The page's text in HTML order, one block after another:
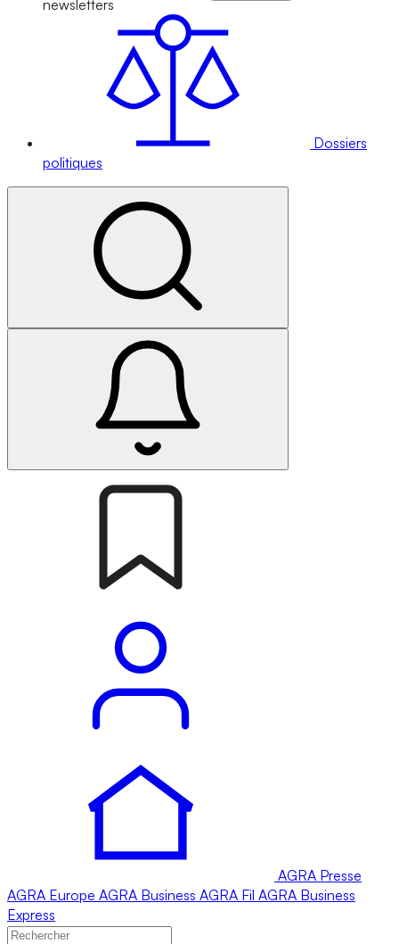
newsletters
Dossiers
politiques
AGRA Presse
AGRA Europe AGRA Business AGRA Fil AGRA Business
Express